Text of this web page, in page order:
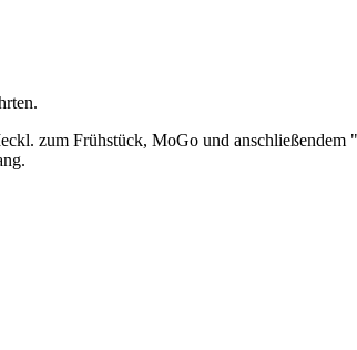
zum Frühstück, MoGo und